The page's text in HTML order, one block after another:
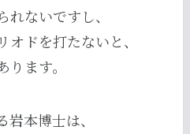
ないですし、
ドを打たないと、
ます。
本博士は、